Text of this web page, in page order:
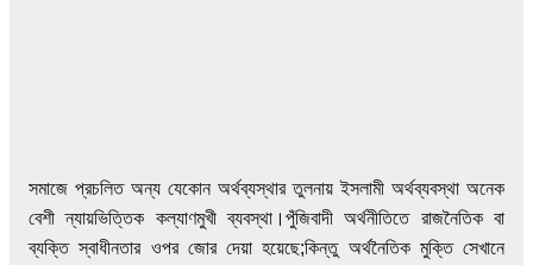
সমাজে প্রচলিত অন্য যেকোন অর্থব্যস্থার তুলনায় ইসলামী অর্থব্যবস্থা অনেক
বেশী ন্যায়ভিত্তিক কল্যাণমুখী ব্যবস্থা।পুঁজিবাদী অর্থনীতিতে রাজনৈতিক বা
ব্যক্তি স্বাধীনতার ওপর জোর দেয়া হয়েছে;কিন্তু অর্থনৈতিক মুক্তি সেখানে